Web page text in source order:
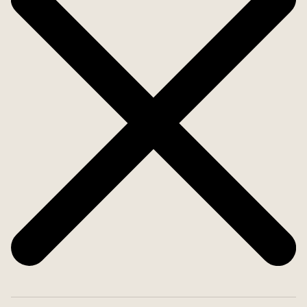
Enjoy the tranquility of the Hondón Valley while
staying close to the vibrant cities of Alicante and
Elche. Whether you're looking for a holiday home,
an investment property, or a peaceful place to live
year-round, these modern apartments are the
Contact us today at Skandiamaklarna for more
information or to schedule a viewing!
Welcome home!